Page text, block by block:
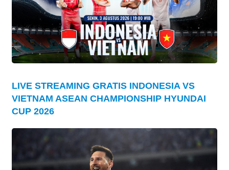
LIVE STREAMING GRATIS INDONESIA VS
VIETNAM ASEAN CHAMPIONSHIP HYUNDAI
CUP 2026